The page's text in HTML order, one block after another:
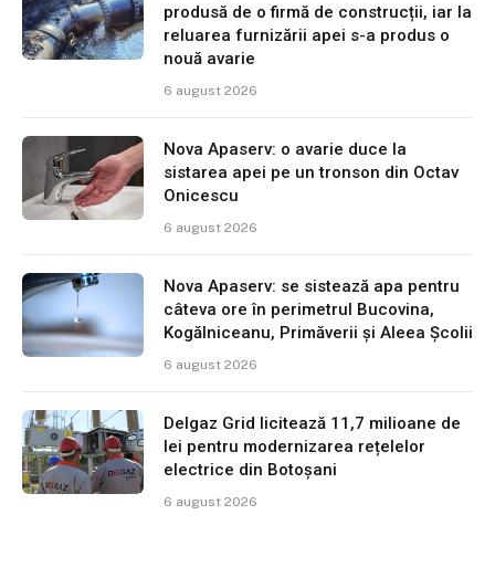
produsă de o firmă de construcții, iar la
reluarea furnizării apei s-a produs o
nouă avarie
6 august 2026
Nova Apaserv: o avarie duce la
sistarea apei pe un tronson din Octav
Onicescu
6 august 2026
Nova Apaserv: se sistează apa pentru
câteva ore în perimetrul Bucovina,
Kogălniceanu, Primăverii și Aleea Școlii
6 august 2026
Delgaz Grid licitează 11,7 milioane de
lei pentru modernizarea rețelelor
electrice din Botoșani
6 august 2026